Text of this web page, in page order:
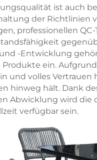
ist auch
der Richtlinien
professionellen
-Entwicklung
Produkte ein.
und volles Vertrauen
hinweg hält. Dank
Abwicklung wird
verfügbar sein.